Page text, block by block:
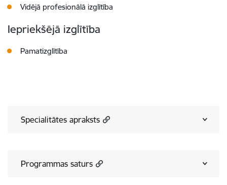
Vidējā profesionālā izglītība
Iepriekšējā izglītība
Pamatizglītība
Specialitātes apraksts
Programmas saturs